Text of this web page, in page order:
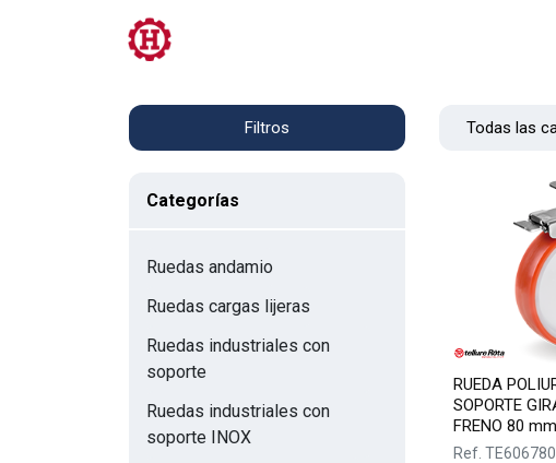
Filtros
Categorías
Ruedas andamio
Ruedas cargas lijeras
Ruedas industriales con
soporte
Ruedas industriales con
soporte INOX
Todas las
RUEDA
SOPORTE
FRENO 80 mm
Ref. TE606780